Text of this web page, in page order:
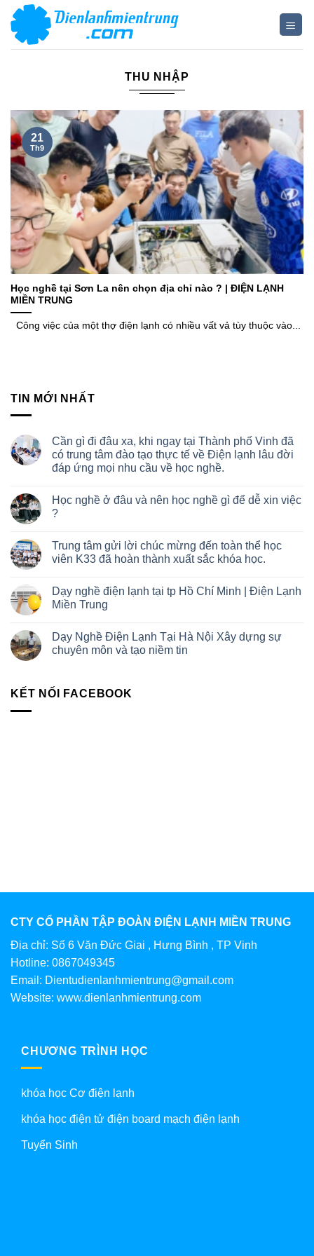
qua
THU NHẬP
Học nghề tại Sơn La nên chọn địa chỉ nào ? | ĐIỆN LẠNH
MIỀN TRUNG
Công việc của một thợ điện lạnh có nhiều vất vả tùy thuộc vào...
21
Th9
TIN MỚI NHẤT
Cần gì đi đâu xa, khi ngay tại Thành phố Vinh đã
có trung tâm đào tạo thực tế về Điện lạnh lâu đời
đáp ứng mọi nhu cầu về học nghề.
Học nghề ở đâu và nên học nghề gì để dễ xin việc
?
Trung tâm gửi lời chúc mừng đến toàn thể học
viên K33 đã hoàn thành xuất sắc khóa học.
Dạy nghề điện lạnh tại tp Hồ Chí Minh | Điện Lạnh
Miền Trung
Dạy Nghề Điện Lạnh Tại Hà Nội Xây dựng sự
chuyên môn và tạo niềm tin
KẾT NỐI FACEBOOK
CTY CỔ PHẦN TẬP ĐOÀN ĐIỆN LẠNH MIỀN TRUNG
Địa chỉ: Số 6 Văn Đức Giai , Hưng Bình , TP Vinh
Hotline: 0867049345
Email: Dientudienlanhmientrung@gmail.com
Website: www.dienlanhmientrung.com
CHƯƠNG TRÌNH HỌC
khóa học Cơ điện lạnh
khóa học điện tử điện board mạch điện lạnh
Tuyển Sinh